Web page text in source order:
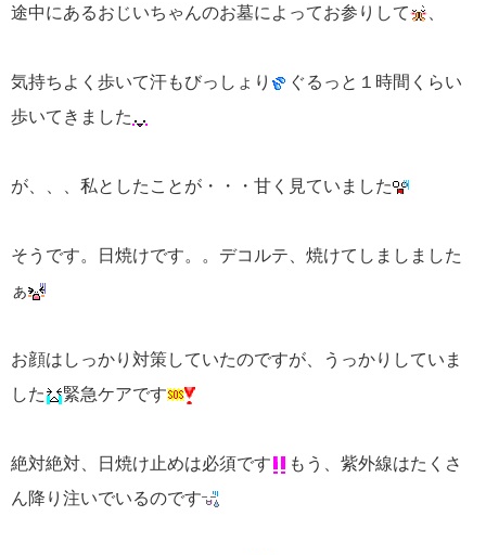
途中にあるおじいちゃんのお墓によってお参りして
気持ちよく歩いて汗もびっしょり
ぐるっと１時間くらい
歩いてきました
が、、、私としたことが・・・甘く見ていました
そうです。日焼けです。。デコルテ、焼けてしましました
ぁ
お顔はしっかり対策していたのですが、うっかりしていま
した
緊急ケアです
絶対絶対、日焼け止めは必須です
もう、紫外線はたくさ
ん降り注いでいるのです